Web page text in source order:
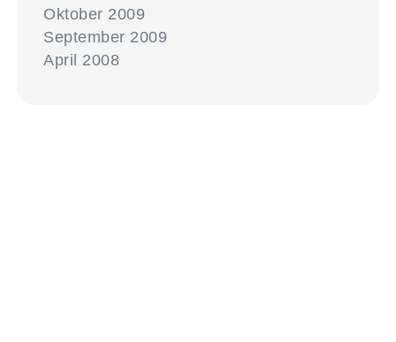
Oktober 2009
September 2009
April 2008